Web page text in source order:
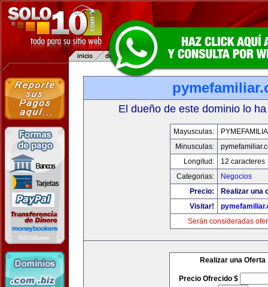
El dueño de este dominio lo
Mayusculas:
Minusculas:
Longitud:
12 caracteres
Categorias:
Negocios
Precio:
Realizar una
Visitar!
Serán consideradas
Realizar una Oferta
Precio Ofrecido $